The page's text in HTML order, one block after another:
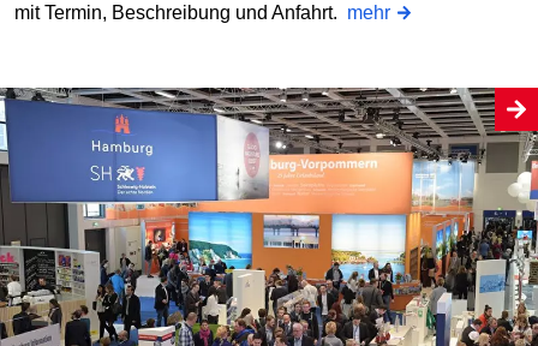
mit Termin, Beschreibung und Anfahrt. mehr